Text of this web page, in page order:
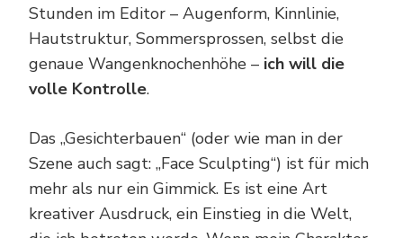
Stunden im Editor – Augenform, Kinnlinie,
Hautstruktur, Sommersprossen, selbst die
genaue Wangenknochenhöhe – ich will die
volle Kontrolle.
Das „Gesichterbauen“ (oder wie man in der
Szene auch sagt: „Face Sculpting“) ist für mich
mehr als nur ein Gimmick. Es ist eine Art
kreativer Ausdruck, ein Einstieg in die Welt,